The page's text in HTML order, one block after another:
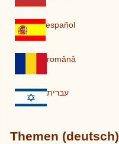
español
românâ
עברית
Themen (deutsch)